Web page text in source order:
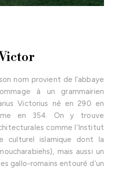
nom provient de l’abbaye
à un grammairien
Victorius né en 290 en
en 354. On y trouve
comme l’Institut
culturel islamique dont la
mais aussi un
gallo-romains entouré d’un